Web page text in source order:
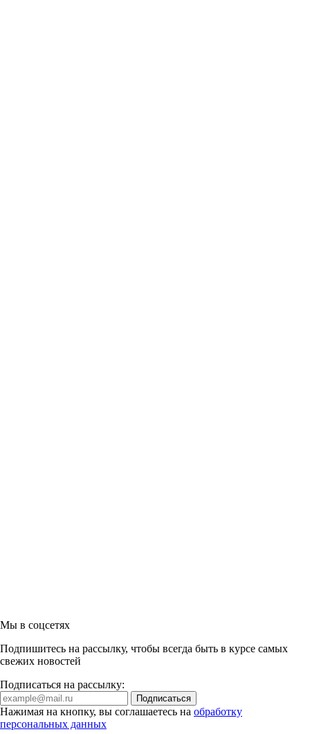
Мы в соцсетях
Подпишитесь на рассылку, чтобы всегда быть в курсе самых
свежих новостей
Подписаться на рассылку:
Нажимая на кнопку, вы соглашаетесь на обработку
персональных данных